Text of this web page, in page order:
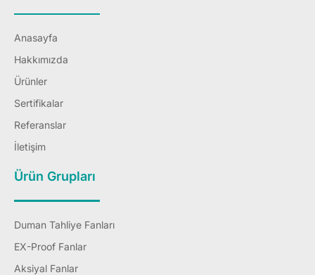
Anasayfa
Hakkımızda
Ürünler
Sertifikalar
Referanslar
İletişim
Ürün Grupları
Duman Tahliye Fanları
EX-Proof Fanlar
Aksiyal Fanlar